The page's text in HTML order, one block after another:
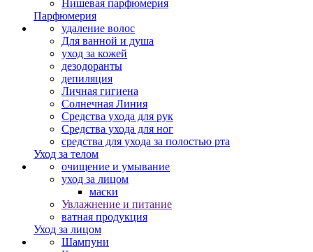
Нишевая парфюмерия
Парфюмерия
удаление волос
Для ванной и душа
уход за кожей
дезодоранты
депиляция
Личная гигиена
Солнечная Линия
Средства ухода для рук
Средства ухода для ног
средства для ухода за полостью рта
Уход за телом
очищение и умывание
уход за лицом
маски
Увлажнение и питание
ватная продукция
Уход за лицом
Шампуни